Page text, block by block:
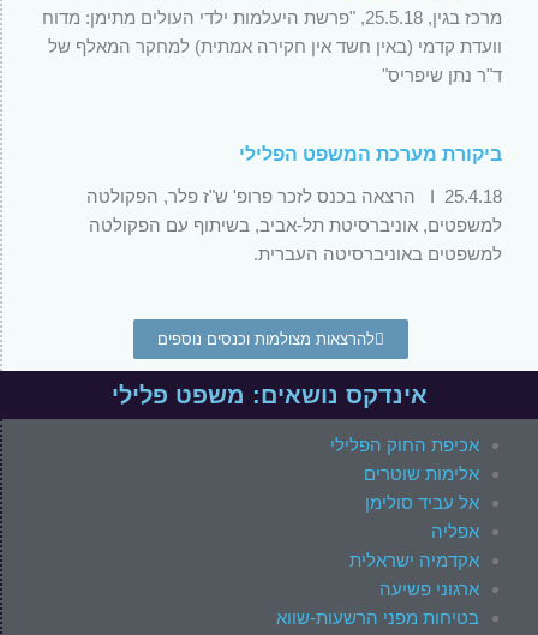
מרכז בגין, 25.5.18, "פרשת היעלמות ילדי העולים מתימן: מדוח
וועדת קדמי (באין חשד אין חקירה אמתית) למחקר המאלף של
ד"ר נתן שיפריס"
ביקורת מערכת המשפט הפלילי
25.4.18 I הרצאה בכנס לזכר פרופ' ש"ז פלר, הפקולטה
למשפטים, אוניברסיטת תל-אביב, בשיתוף עם הפקולטה
למשפטים באוניברסיטה העברית.
להרצאות מצולמות וכנסים נוספים
אינדקס נושאים: משפט פלילי
אכיפת החוק הפלילי
אלימות שוטרים
אל עביד סולימן
אפליה
אקדמיה ישראלית
ארגוני פשיעה
בטיחות מפני הרשעות-שווא